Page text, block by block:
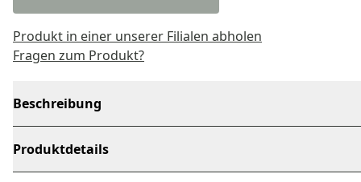
Produkt in einer unserer Filialen abholen
Fragen zum Produkt?
Beschreibung
Produktdetails